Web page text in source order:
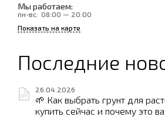
Мы работаем:
пн-вс: 08:00 — 20:00
Показать на карте
Последние
26.04.2026
🌱 Как выбрать грунт для
купить сейчас и почему это